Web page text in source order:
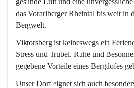
gesunde Luft und eine
das Vorarlberger Rheintal bis weit in
Bergwelt.
Viktorsberg ist keineswegs ein
Stress und Trubel. Ruhe und
gegebene Vorteile eines Bergdofes
Unser Dorf eignet sich auch